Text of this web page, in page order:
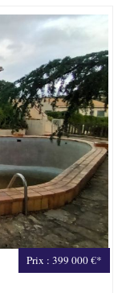
Prix : 399 000 €*